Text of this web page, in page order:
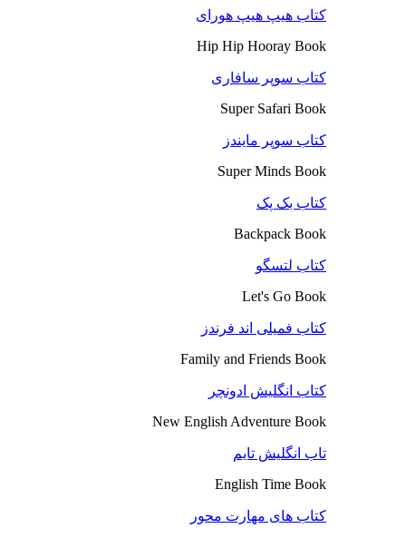
کتاب هیپ هیپ هورای
Hip Hip Hooray Book
کتاب سوپر سافاری
Super Safari Book
کتاب سوپر مایندز
Super Minds Book
کتاب بک پک
Backpack Book
کتاب لتسگو
Let's Go Book
کتاب فمیلی اند فرندز
Family and Friends Book
کتاب انگلیش ادونچر
New English Adventure Book
تاب انگلیش تایم
English Time Book
کتاب های مهارت محور